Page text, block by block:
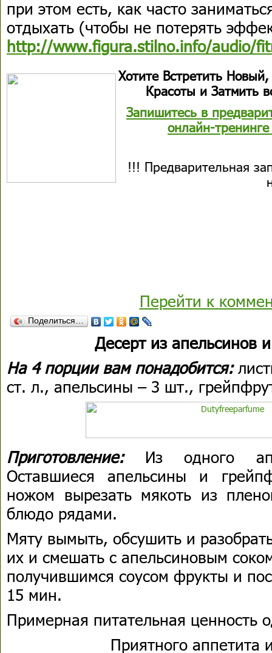
при этом есть, как часто
отдыхать (чтобы не потерять
http://www.figura.stilno.info/audio/
Хотите Встретить
Красоты и Затмить
Запишитесь в
онлайн-
!!! Предварительная
Перейти к
Поделиться…
Десерт из апельсинов
На 4 порции вам понадобится:
ст. л., апельсины – 3 шт.,
Приготовление:Из одного
Оставшиеся апельсины и
ножом вырезать мякоть из
блюдо рядами.
Мяту вымыть, обсушить и
их и смешать с апельсиновым
получившимся соусом фрукты и
15 мин.
Примерная питательная ценность
Приятного аппетита